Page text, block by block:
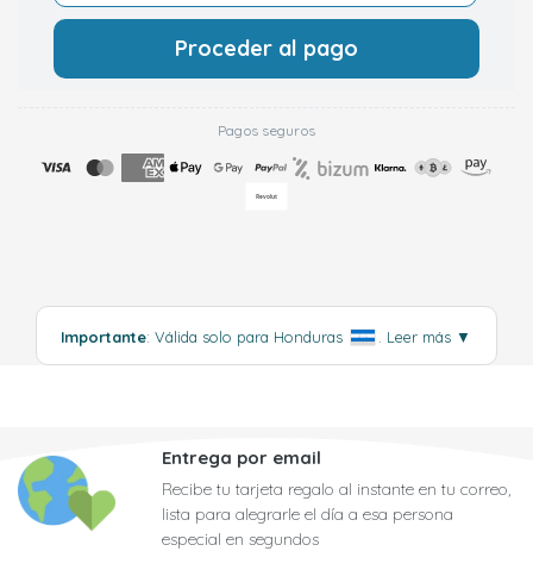
Proceder al pago
Pagos seguros
Importante: Válida solo para Honduras Leer más ▼
Entrega por email
Recibe tu tarjeta regalo al instante en tu correo,
lista para alegrarle el día a esa persona
especial en segundos